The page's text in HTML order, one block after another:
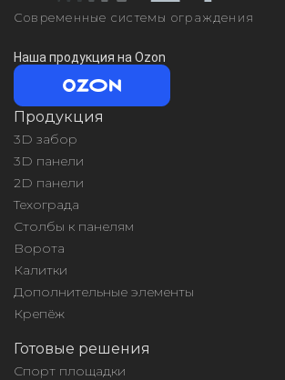
Современные системы ограждения
Наша продукция на Ozon
Продукция
3D забор
3D панели
2D панели
Техограда
Столбы к панелям
Ворота
Калитки
Дополнительные элементы
Крепёж
Готовые решения
Спорт площадки